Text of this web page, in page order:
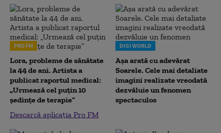
PRO FM
Lora, probleme de sănătate
la 44 de ani. Artista a
publicat raportul medical:
„Urmează cel puțin 10
ședințe de terapie”
Descarcă aplicația Pro FM
DIGI WORLD
Așa arată cu adevărat
Soarele. Cele mai detaliate
imagini realizate vreodată
dezvăluie un fenomen
spectaculos